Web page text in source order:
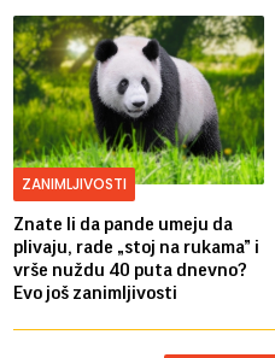
ZANIMLJIVOSTI
Znate li da pande umeju da
plivaju, rade „stoj na rukama” i
vrše nuždu 40 puta dnevno?
Evo još zanimljivosti